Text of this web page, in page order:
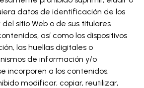
datos de identificación de los
sitio Web o de sus titulares
así como los dispositivos
las huellas digitales o
de información y/o
incorporen a los contenidos.
modificar, copiar, reutilizar,